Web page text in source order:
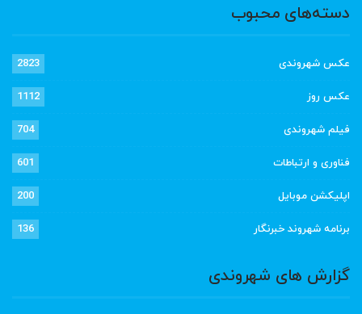
دسته‌های محبوب
عکس شهروندی 2823
عکس روز 1112
فیلم شهروندی 704
فناوری و ارتباطات 601
اپلیکشن موبایل 200
برنامه شهروند خبرنگار 136
گزارش های شهروندی